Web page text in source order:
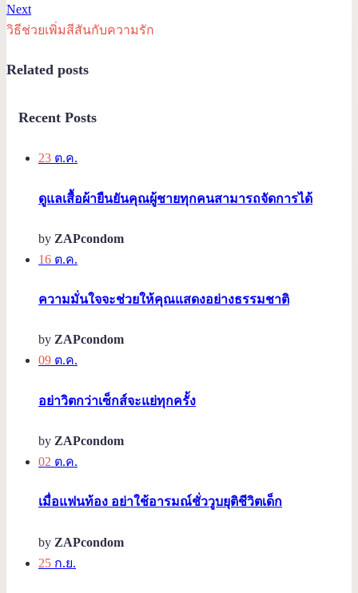
Next
วิธีช่วยเพิ่มสีสันกับความรัก
Related posts
Recent Posts
23 ต.ค.
ดูแลเสื้อผ้ายืนยันคุณผู้ชายทุกคนสามารถจัดการได้
by ZAPcondom
16 ต.ค.
ความมั่นใจจะช่วยให้คุณแสดงอย่างธรรมชาติ
by ZAPcondom
09 ต.ค.
อย่าวิตกว่าเซ็กส์จะแย่ทุกครั้ง
by ZAPcondom
02 ต.ค.
เมื่อแฟนท้อง อย่าใช้อารมณ์ชั่ววูบยุติชีวิตเด็ก
by ZAPcondom
25 ก.ย.